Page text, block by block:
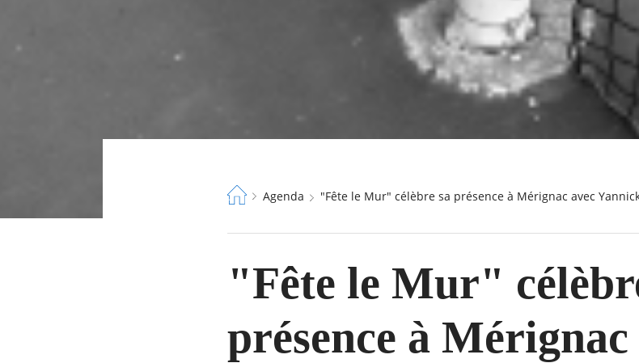
Fil
Agenda "Fête le Mur" célèbre sa présence à Mérignac avec
"Fête le Mur"
présence à Mérignac